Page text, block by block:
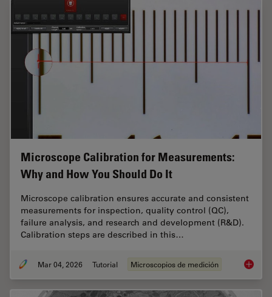
Microscope Calibration for Measurements:
Why and How You Should Do It
Microscope calibration ensures accurate and consistent
measurements for inspection, quality control (QC),
failure analysis, and research and development (R&D).
Calibration steps are described in this…
Mar 04, 2026 Tutorial Microscopios de medición